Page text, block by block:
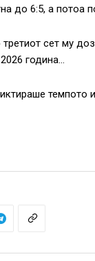
до 6:5, а потоа
сет му
година…
темпото